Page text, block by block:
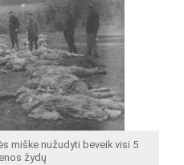
miške nužudyti beveik visi 5
žydų